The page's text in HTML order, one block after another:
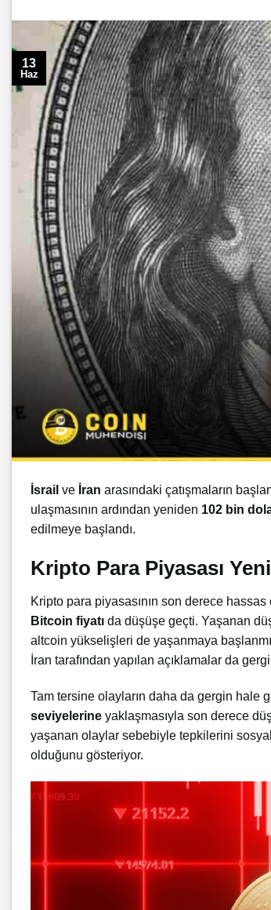
13
Haz
İsrail ve İran arasındaki çatışmaların
ulaşmasının ardından yeniden 102 bin
edilmeye başlandı.
Kripto Para Piyasası
Kripto para piyasasının son derece
Bitcoin fiyatı da düşüşe geçti. Yaşanan
altcoin yükselişleri de yaşanmaya
İran tarafından yapılan açıklamalar da
Tam tersine olayların daha da gergin hale
seviyelerine yaklaşmasıyla son derece
yaşanan olaylar sebebiyle tepkilerini
olduğunu gösteriyor.